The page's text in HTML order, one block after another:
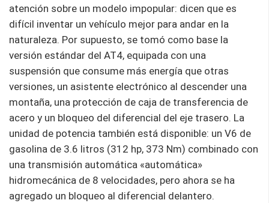
atención sobre un modelo impopular: dicen que es
difícil inventar un vehículo mejor para andar en la
naturaleza. Por supuesto, se tomó como base la
versión estándar del AT4, equipada con una
suspensión que consume más energía que otras
versiones, un asistente electrónico al descender una
montaña, una protección de caja de transferencia de
acero y un bloqueo del diferencial del eje trasero. La
unidad de potencia también está disponible: un V6 de
gasolina de 3.6 litros (312 hp, 373 Nm) combinado con
una transmisión automática «automática»
hidromecánica de 8 velocidades, pero ahora se ha
agregado un bloqueo al diferencial delantero.